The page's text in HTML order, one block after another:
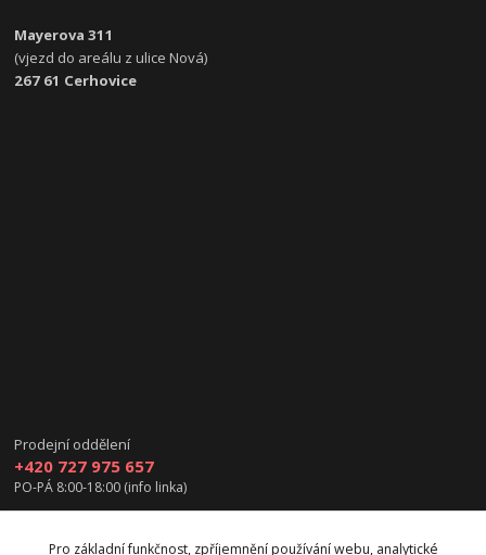
Mayerova 311
(vjezd do areálu z ulice Nová)
267 61 Cerhovice
Prodejní oddělení
+420 727 975 657
PO-PÁ 8:00-18:00 (info linka)
Pro základní funkčnost, zpříjemnění používání webu, analytické